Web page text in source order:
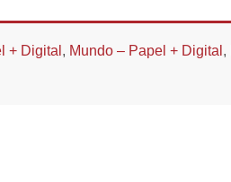
+ Digital , Mundo – Papel + Digital ,